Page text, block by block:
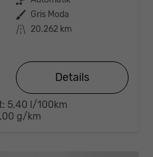
Außenfarbe Gris Moda
Kilometerstand 20.262 km
Details
5,40 l/100km
g/km